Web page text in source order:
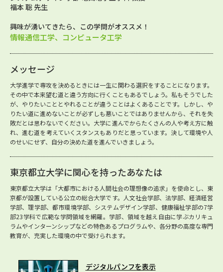
福本 聡 先生
興味が湧いてきたら、この学問がオススメ！
情報通信工学、コンピュータ工学
メッセージ
大学進学で専攻を決めるときには一生に関わる選択をすることになります。
その中で本来望む道と違う方向に行くこともあるでしょう。私もそうでした
が、やりたいこととやれることが違うことはよくあることです。しかし、や
りたい道に進めないことが必ずしも悪いことではありませんから、それを失
敗だとは思わないでください。大学に進んでからたくさんの人や考え方に触
れ、進む道を考えていくスタンスもありだと思っています。決して環境や人
のせいにせず、自分の決めた道を進んでいきましょう。
東京都立大学に関心を持ったあなたは
東京都立大学は「大都市における人間社会の理想像の追求」を使命とし、東
京都が設置している公立の総合大学です。人文社会学部、法学部、経済経営
学部、理学部、都市環境学部、システムデザイン学部、健康福祉学部の7学
部23学科で広範な学問領域を網羅。学部、領域を越え自由に学ぶカリキュ
ラムやインターンシップなどの特色あるプログラムや、各分野の高度な専門
教育が、充実した環境の中で受けられます。
デジタルパンフを表示